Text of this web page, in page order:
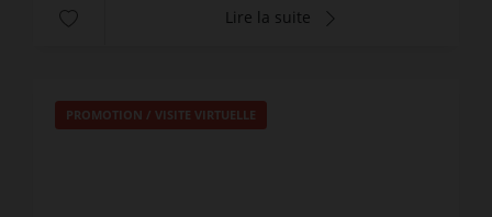
Lire la suite
PROMOTION / VISITE VIRTUELLE